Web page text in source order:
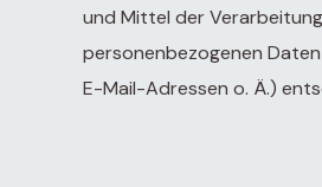
und Mittel der
personenbezogenen Daten
E-Mail-Adressen o. Ä.)